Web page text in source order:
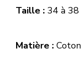
Taille : 34 à 38
Matière : Coton